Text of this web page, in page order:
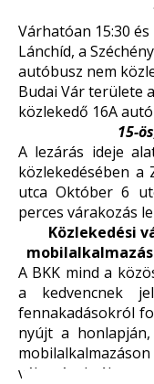
Várhatóan 15:30
Lánchíd, a
autóbusz nem
Budai Vár területe
közlekedő 16A
15-
A lezárás ideje
közlekedésében
utca Október 6
perces várakozás
Közlekedési
A BKK mind a
a kedvencnek
fennakadásokról
nyújt a
változásokról